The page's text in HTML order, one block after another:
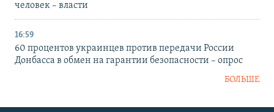
человек – власти
16:59
60 процентов украинцев против передачи России
Донбасса в обмен на гарантии безопасности – опрос
БОЛЬШЕ